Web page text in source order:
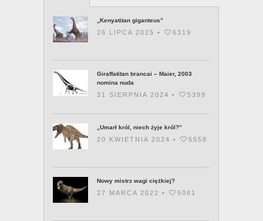
„Kenyatitan giganteus”
26 LIPCA 2025 • 6319
Giraffatitan brancai – Maier, 2003
nomina nuda
31 SIERPNIA 2024 • 5399
„Umarł król, niech żyje król?”
20 KWIETNIA 2024 • 5558
Nowy mistrz wagi ciężkiej?
27 MARCA 2022 • 5081